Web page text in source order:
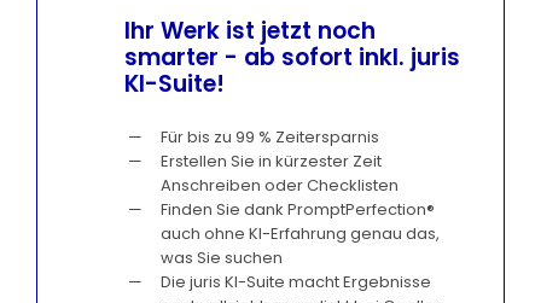
Ihr Werk ist jetzt noch
smarter - ab sofort inkl. juris
KI-Suite!
Für bis zu 99 % Zeitersparnis
Erstellen Sie in kürzester Zeit
Anschreiben oder Checklisten
Finden Sie dank PromptPerfection®
auch ohne KI-Erfahrung genau das,
was Sie suchen
Die juris KI-Suite macht Ergebnisse